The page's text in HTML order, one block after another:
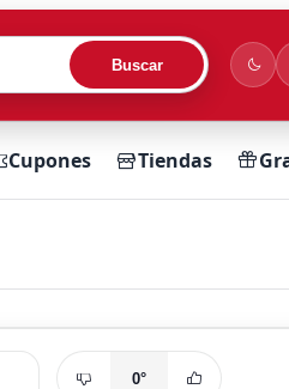
Buscar
Cupones Tiendas
0°